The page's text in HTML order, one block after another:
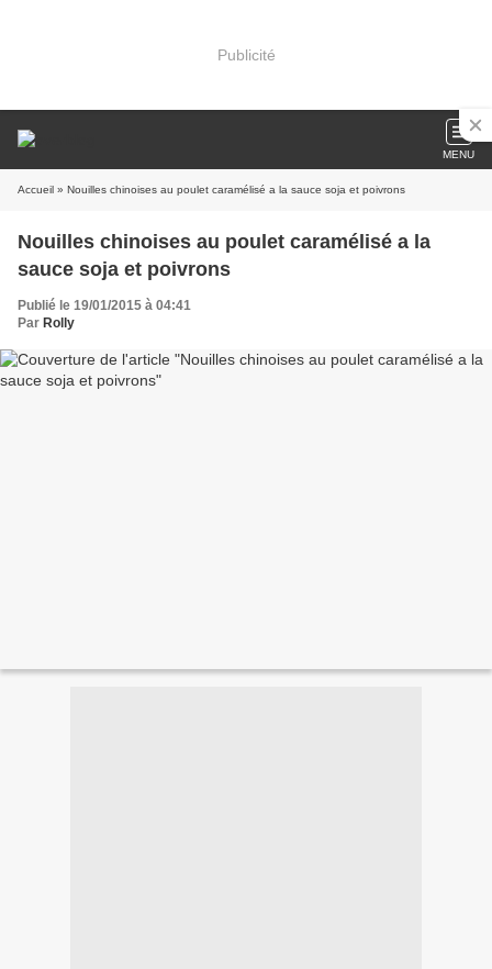
Publicité
MENU
Accueil » Nouilles chinoises au poulet caramélisé a la sauce soja et poivrons
Nouilles chinoises au poulet caramélisé a la
sauce soja et poivrons
Publié le 19/01/2015 à 04:41
Par Rolly